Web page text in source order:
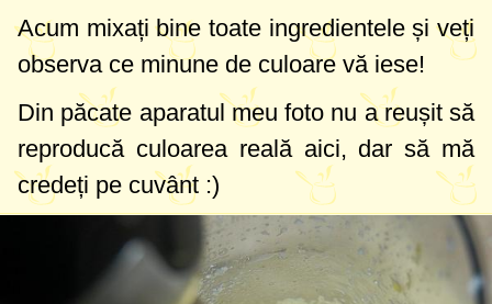
Acum mixați bine toate ingredientele și veți
observa ce minune de culoare vă iese!
Din păcate aparatul meu foto nu a reușit să
reproducă culoarea reală aici, dar să mă
credeți pe cuvânt :)